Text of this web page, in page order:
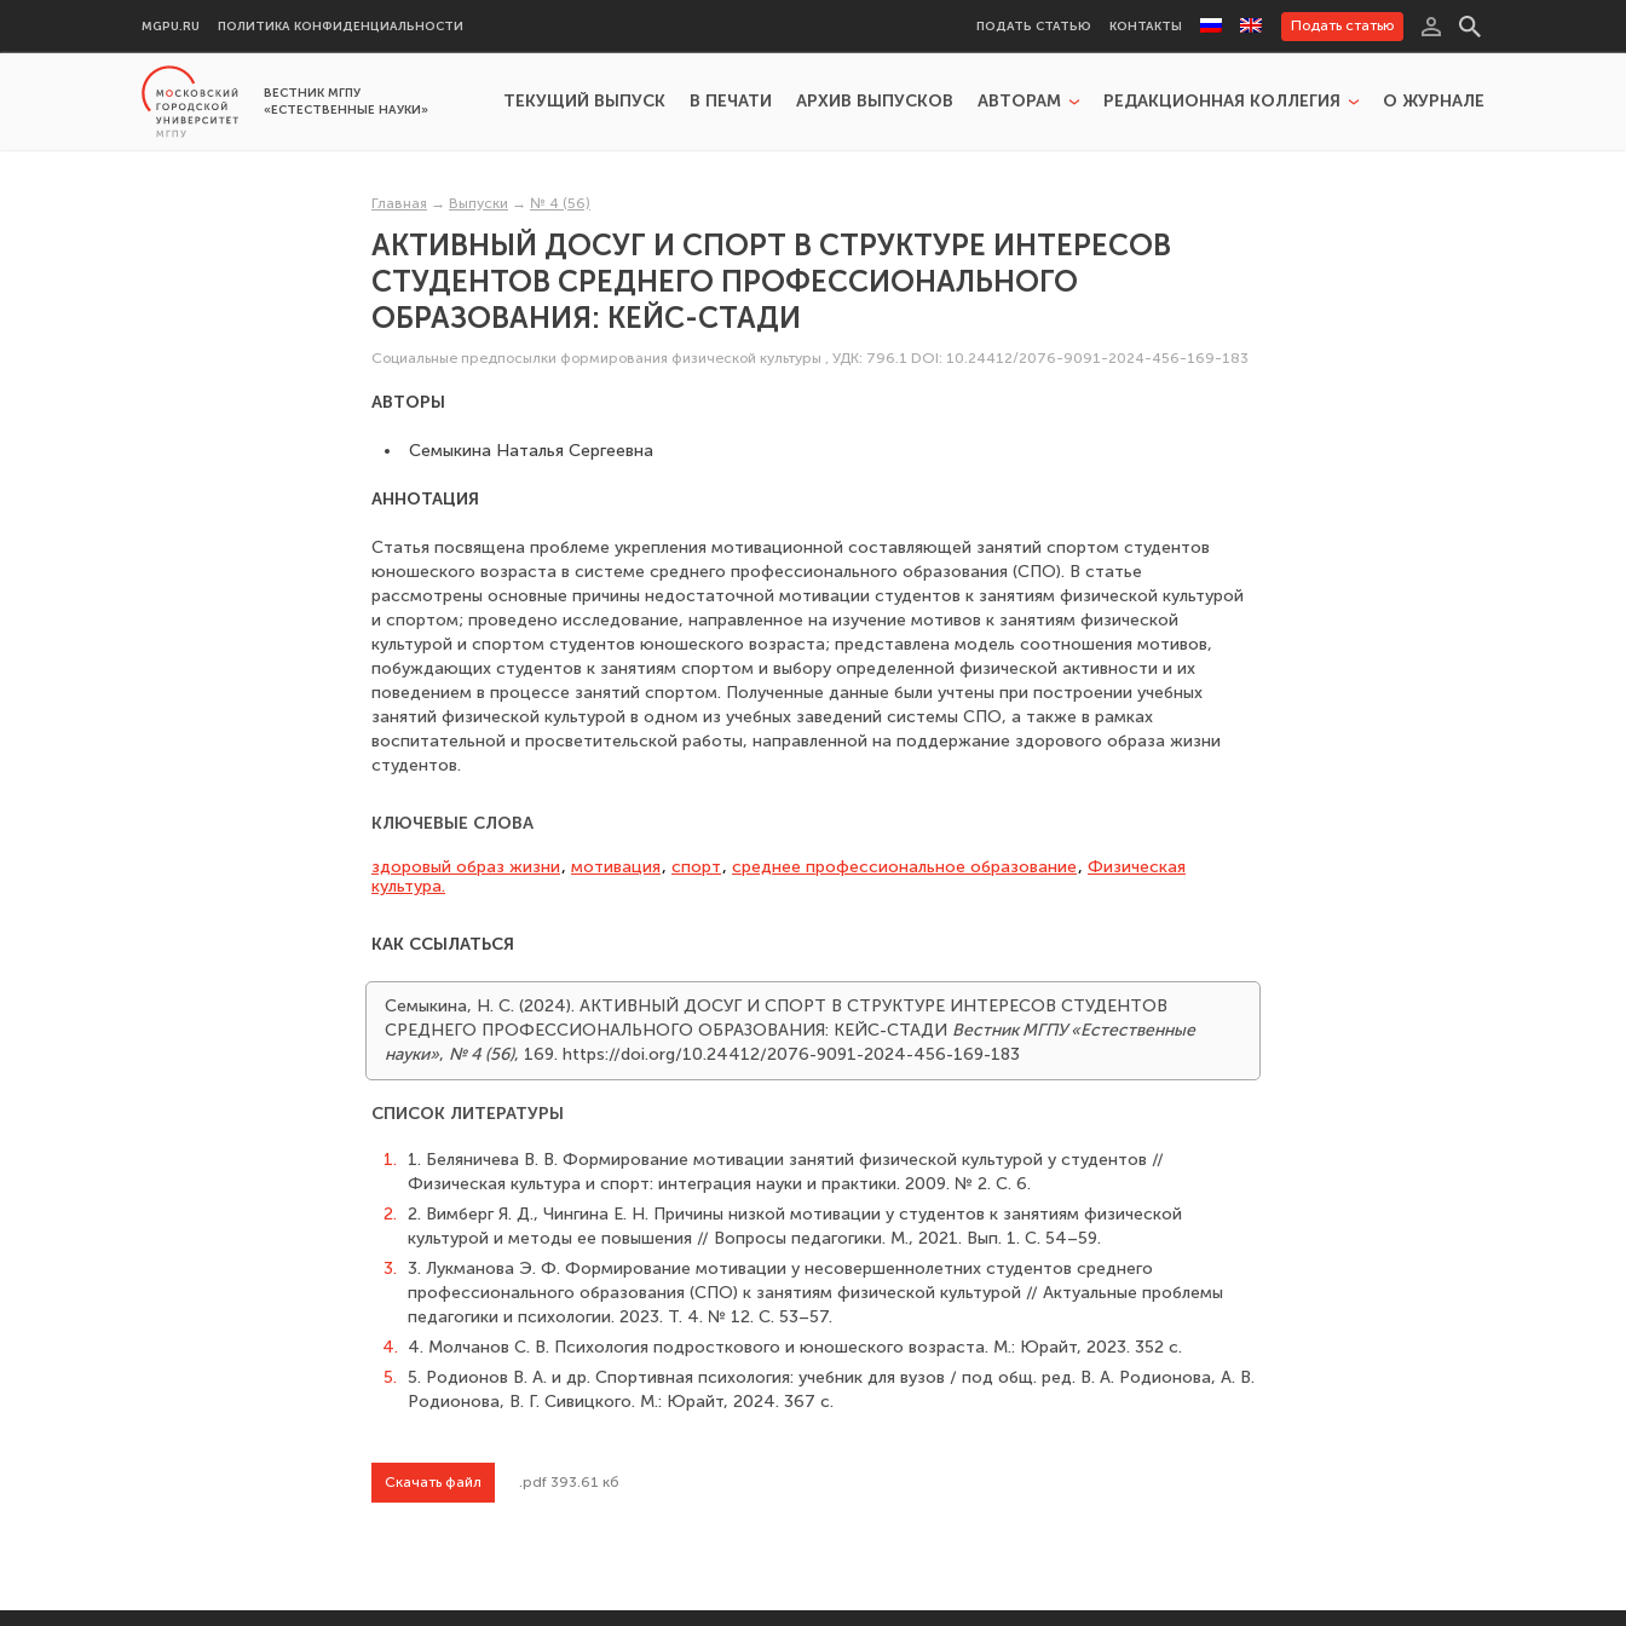
MGPU.RU ПОЛИТИКА КОНФИДЕНЦИАЛЬНОСТИ ПОДАТЬ СТАТЬЮ КОНТАКТЫ Подать статью
ВЕСТНИК МГПУ
«ЕСТЕСТВЕННЫЕ НАУКИ»
ТЕКУЩИЙ ВЫПУСК В ПЕЧАТИ АРХИВ ВЫПУСКОВ АВТОРАМ РЕДАКЦИОННАЯ КОЛЛЕГИЯ О ЖУРНАЛЕ
Главная → Выпуски → № 4 (56)
АКТИВНЫЙ ДОСУГ И СПОРТ В СТРУКТУРЕ ИНТЕРЕСОВ
СТУДЕНТОВ СРЕДНЕГО ПРОФЕССИОНАЛЬНОГО
ОБРАЗОВАНИЯ: КЕЙС-СТАДИ
Социальные предпосылки формирования физической культуры , УДК: 796.1 DOI: 10.24412/2076-9091-2024-456-169-183
АВТОРЫ
Семыкина Наталья Сергеевна
АННОТАЦИЯ
Статья посвящена проблеме укрепления мотивационной составляющей занятий спортом студентов
юношеского возраста в системе среднего профессионального образования (СПО). В статье
рассмотрены основные причины недостаточной мотивации студентов к занятиям физической культурой
и спортом; проведено исследование, направленное на изучение мотивов к занятиям физической
культурой и спортом студентов юношеского возраста; представлена модель соотношения мотивов,
побуждающих студентов к занятиям спортом и выбору определенной физической активности и их
поведением в процессе занятий спортом. Полученные данные были учтены при построении учебных
занятий физической культурой в одном из учебных заведений системы СПО, а также в рамках
воспитательной и просветительской работы, направленной на поддержание здорового образа жизни
студентов.
КЛЮЧЕВЫЕ СЛОВА
здоровый образ жизни, мотивация, спорт, среднее профессиональное образование, Физическая
культура.
КАК ССЫЛАТЬСЯ
Семыкина, Н. С. (2024). АКТИВНЫЙ ДОСУГ И СПОРТ В СТРУКТУРЕ ИНТЕРЕСОВ СТУДЕНТОВ
СРЕДНЕГО ПРОФЕССИОНАЛЬНОГО ОБРАЗОВАНИЯ: КЕЙС-СТАДИ Вестник МГПУ «Естественные
науки», № 4 (56), 169. https://doi.org/10.24412/2076-9091-2024-456-169-183
СПИСОК ЛИТЕРАТУРЫ
1.
1. Беляничева В. В. Формирование мотивации занятий физической культурой у студентов //
Физическая культура и спорт: интеграция науки и практики. 2009. № 2. С. 6.
2. 2. Вимберг Я. Д., Чингина Е. Н. Причины низкой мотивации у студентов к занятиям физической
культурой и методы ее повышения // Вопросы педагогики. М., 2021. Вып. 1. С. 54–59.
3. 3. Лукманова Э. Ф. Формирование мотивации у несовершеннолетних студентов среднего
профессионального образования (СПО) к занятиям физической культурой // Актуальные проблемы
педагогики и психологии. 2023. Т. 4. № 12. С. 53–57.
4. 4. Молчанов С. В. Психология подросткового и юношеского возраста. М.: Юрайт, 2023. 352 с.
5. 5. Родионов В. А. и др. Спортивная психология: учебник для вузов / под общ. ред. В. А. Родионова, А. В.
Родионова, В. Г. Сивицкого. М.: Юрайт, 2024. 367 с.
Скачать файл .pdf 393.61 кб